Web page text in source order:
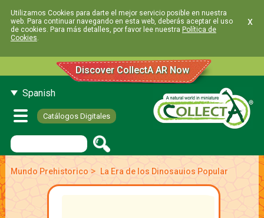
Utilizamos Cookies para darte el mejor servicio posible en nuestra
web. Para continuar navegando en esta web, deberás aceptar el uso
de cookies. Para más detalles, por favor lee nuestra Política de
Cookies.
x
Discover CollectA AR Now
Spanish
Catálogos Digitales
Mundo Prehistorico > La Era de los Dinosauios Popular